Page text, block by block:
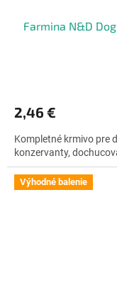
Farmina N&D
je
z
5
hviezdičiek.
2,46 €
Kompletné krmivo pre
konzervanty,
Výhodné balenie